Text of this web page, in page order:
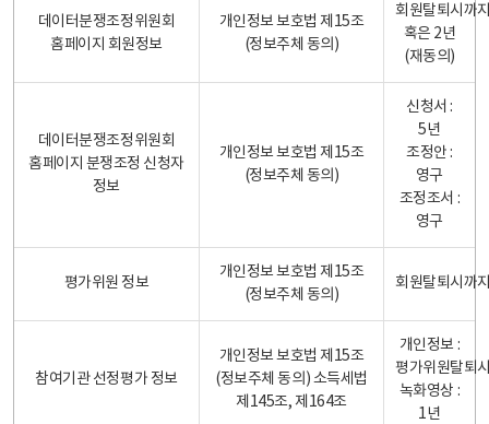
데이터분쟁조정위원회
홈페이지 회원정보
개인정보 보호법 제15조
(정보주체 동의)
회원탈퇴시까
혹은 2년
(재동의)
데이터분쟁조정위원회
홈페이지 분쟁조정 신청자
정보
개인정보 보호법 제15조
(정보주체 동의)
신청서 :
5년
조정안 :
영구
조정조서 :
영구
평가위원 정보
개인정보 보호법 제15조
(정보주체 동의)
회원탈퇴시까
참여기관 선정평가 정보
개인정보 보호법 제15조
(정보주체 동의) 소득세법
제145조, 제164조
개인정보 :
평가위원탈퇴
녹화영상 :
1년